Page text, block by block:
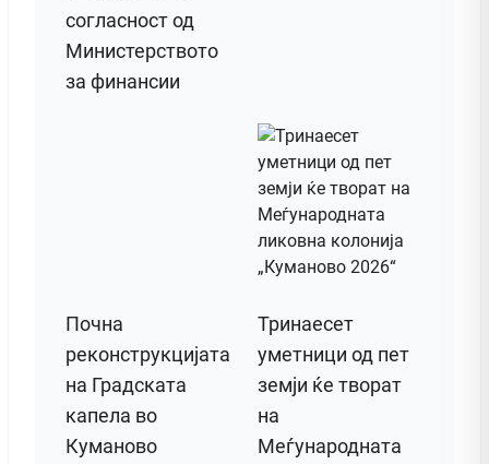
согласност од
Министерството
за финансии
Почна
реконструкцијата
на Градската
капела во
Куманово
Тринаесет
уметници од пет
земји ќе творат
на
Меѓународната